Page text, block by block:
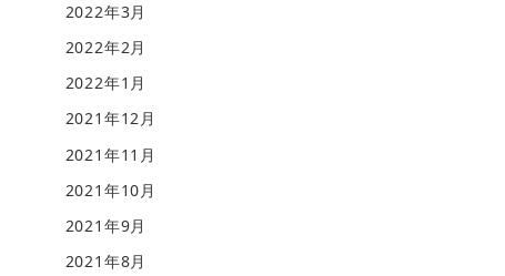
2022年3月
2022年2月
2022年1月
2021年12月
2021年11月
2021年10月
2021年9月
2021年8月